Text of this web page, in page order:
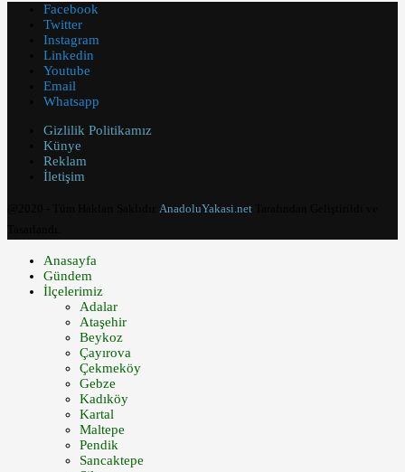
Facebook
Twitter
Instagram
Linkedin
Youtube
Email
Whatsapp
Gizlilik Politikamız
Künye
Reklam
İletişim
AnadoluYakasi.net
Anasayfa
Gündem
İlçelerimiz
Adalar
Ataşehir
Beykoz
Çayırova
Çekmeköy
Gebze
Kadıköy
Kartal
Maltepe
Pendik
Sancaktepe